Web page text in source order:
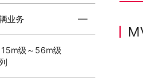
业务
15m级～56m级